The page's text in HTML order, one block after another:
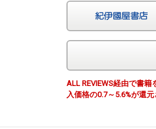
ALL REVIEWS経由で書
入価格の0.7～5.6%が還